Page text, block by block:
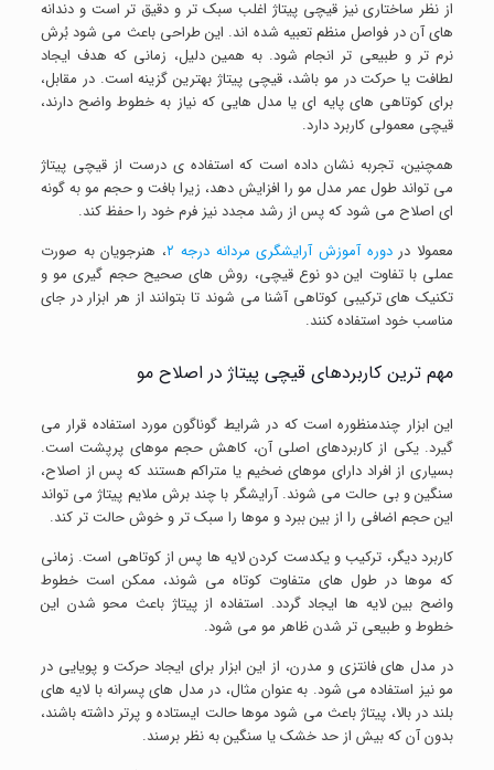
از نظر ساختاری نیز قیچی پیتاژ اغلب سبک تر و دقیق تر است و دندانه
های آن در فواصل منظم تعبیه شده اند. این طراحی باعث می شود بُرش
نرم تر و طبیعی تر انجام شود. به همین دلیل، زمانی که هدف ایجاد
لطافت یا حرکت در مو باشد، قیچی پیتاژ بهترین گزینه است. در مقابل،
برای کوتاهی های پایه ای یا مدل هایی که نیاز به خطوط واضح دارند،
قیچی معمولی کاربرد دارد.
همچنین، تجربه نشان داده است که استفاده ی درست از قیچی پیتاژ
می تواند طول عمر مدل مو را افزایش دهد، زیرا بافت و حجم مو به گونه
ای اصلاح می شود که پس از رشد مجدد نیز فرم خود را حفظ کند.
معمولا دردوره آموزش آرایشگری مردانه درجه ۲
، هنرجویان به صورت
عملی با تفاوت این دو نوع قیچی، روش های صحیح حجم گیری مو و
تکنیک های ترکیبی کوتاهی آشنا می شوند تا بتوانند از هر ابزار در جای
مناسب خود استفاده کنند.
مهم ترین کاربردهای قیچی پیتاژ در اصلاح مو
این ابزار چندمنظوره است که در شرایط گوناگون مورد استفاده قرار می
گیرد. یکی از کاربردهای اصلی آن، کاهش حجم موهای پرپشت است.
بسیاری از افراد دارای موهای ضخیم یا متراکم هستند که پس از اصلاح،
سنگین و بی حالت می شوند. آرایشگر با چند برش ملایم پیتاژ می تواند
این حجم اضافی را از بین ببرد و موها را سبک تر و خوش حالت تر کند.
کاربرد دیگر، ترکیب و یکدست کردن لایه ها پس از کوتاهی است. زمانی
که موها در طول های متفاوت کوتاه می شوند، ممکن است خطوط
واضح بین لایه ها ایجاد گردد. استفاده از پیتاژ باعث محو شدن این
خطوط و طبیعی تر شدن ظاهر مو می شود.
در مدل های فانتزی و مدرن، از این ابزار برای ایجاد حرکت و پویایی در
مو نیز استفاده می شود. به عنوان مثال، در مدل های پسرانه با لایه های
بلند در بالا، پیتاژ باعث می شود موها حالت ایستاده و پرتر داشته باشند،
بدون آن که بیش از حد خشک یا سنگین به نظر برسند.